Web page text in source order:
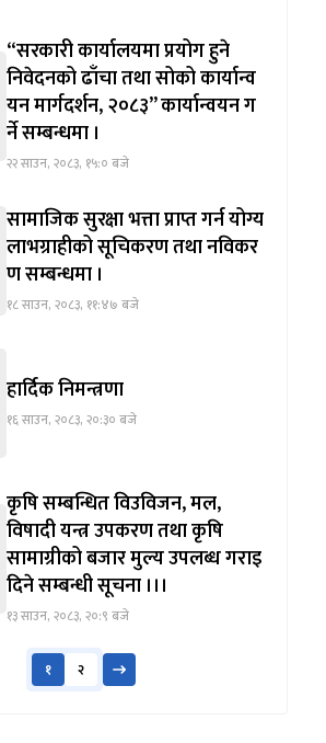
“सरकारी कार्यालयमा प्रयोग हुने
निवेदनको ढाँचा तथा सोको कार्यान्व
यन मार्गदर्शन, २०८३” कार्यान्वयन ग
र्ने सम्बन्धमा ।
२२ साउन, २०८३, १५:० बजे
सामाजिक सुरक्षा भत्ता प्राप्त गर्न योग्य
लाभग्राहीको सूचिकरण तथा नविकर
ण सम्बन्धमा ।
१८ साउन, २०८३, ११:४७ बजे
हार्दिक निमन्त्रणा
१६ साउन, २०८३, २०:३० बजे
कृषि सम्बन्धित विउविजन, मल,
विषादी यन्त्र उपकरण तथा कृषि
सामाग्रीको बजार मुल्य उपलब्ध गराइ
दिने सम्बन्धी सूचना ।।।
१३ साउन, २०८३, २०:९ बजे
१ २